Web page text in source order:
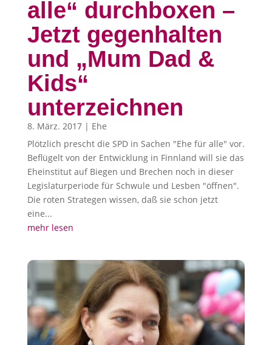
alle“ durchboxen –
Jetzt gegenhalten
und „Mum Dad &
Kids“
unterzeichnen
8. März. 2017| Ehe
Plötzlich prescht die SPD in Sachen "Ehe für alle" vor.
Beflügelt von der Entwicklung in Finnland will sie das
Eheinstitut auf Biegen und Brechen noch in dieser
Legislaturperiode für Schwule und Lesben "öffnen".
Die roten Strategen wissen, daß sie schon jetzt
eine...
mehr lesen